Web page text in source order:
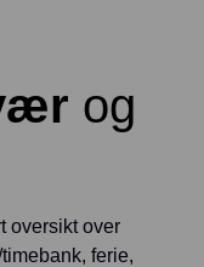
og
oversikt over
ferie,